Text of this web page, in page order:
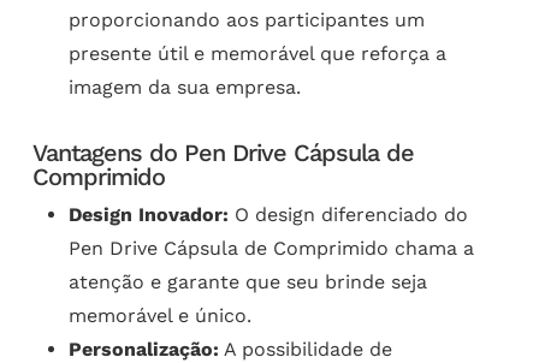
proporcionando aos participantes um
presente útil e memorável que reforça a
imagem da sua empresa.
Vantagens do Pen Drive Cápsula de
Comprimido
Design Inovador: O design diferenciado do
Pen Drive Cápsula de Comprimido chama a
atenção e garante que seu brinde seja
memorável e único.
Personalização: A possibilidade de